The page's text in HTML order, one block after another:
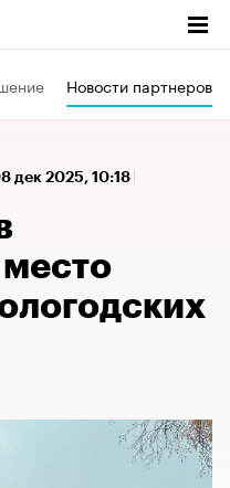
Новости партнеров
дек 2025, 10:18